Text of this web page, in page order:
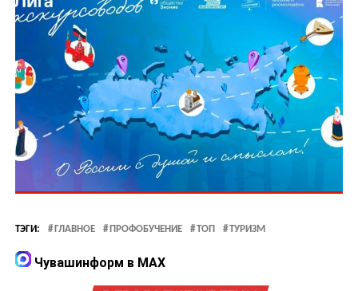
ТЭГИ: ГЛАВНОЕ ПРОФОБУЧЕНИЕ ТОП ТУРИЗМ
Чувашинформ в MAX